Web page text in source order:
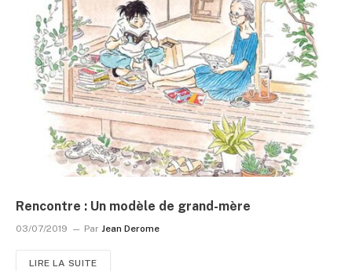
Rencontre : Un modèle de grand-mère
03/07/2019 Par Jean Derome
LIRE LA SUITE